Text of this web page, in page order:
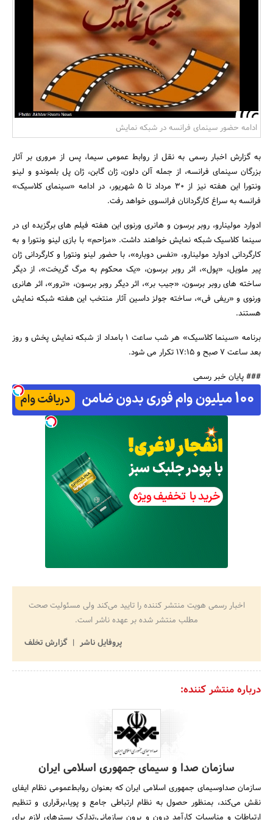
بانک، بیمه و سرمایه
مسکن و ساختمان
جستجو
ادامه حضور سینمای فرانسه در شبکه نمایش
به گزارش اخبار رسمی به نقل از روابط عمومی سیما، پس از مروری بر آثار
بزرگان سینمای فرانسه، از جمله آلن دلون، ژان گابن، ژان پل بلموندو و لینو
ونتورا این هفته نیز از 30 مرداد تا 5 شهریور، در ادامه «سینمای کلاسیک»
فرانسه به سراغ کارگردانان فرانسوی خواهد رفت.
ادوارد مولینارو، روبر برسون و هانری ورنوی این هفته فیلم های برگزیده ای در
سینما کلاسیک شبکه نمایش خواهند داشت. «مزاحم» با بازی لینو ونتورا و به
کارگردانی ادوارد مولینارو، «نفس دوباره»، با حضور لینو ونتورا و کارگردانی ژان
پیر ملویل، «پول»، اثر روبر برسون، «یک محکوم به مرگ گریخت»، از دیگر
ساخته های روبر برسون، «جیب بر»، اثر دیگر روبر برسون، «ترور»، اثر هانری
ورنوی و «ریفی فی»، ساخته جولز داسین آثار منتخب این هفته شبکه نمایش
هستند.
برنامه «سینما کلاسیک» هر شب ساعت 1 بامداد از شبکه نمایش پخش و روز
بعد ساعت 7 صبح و 17:15 تکرار می شود.
### پایان خبر رسمی
اخبار رسمی هویت منتشر کننده را تایید می‌کند ولی مسئولیت صحت
مطلب منتشر شده بر عهده ناشر است.
پروفایل ناشر
گزارش تخلف
درباره منتشر کننده:
سازمان صدا و سیمای جمهوری اسلامی ایران
سازمان صداوسیمای جمهوری اسلامی ایران که بعنوان روابط‌عمومی نظام ایفای
نقش می‌کند، بمنظور حصول به نظام ارتباطی جامع و پویا،برقراری و تنظیم